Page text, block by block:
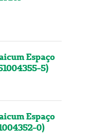
Espaço
5)
Espaço
0)